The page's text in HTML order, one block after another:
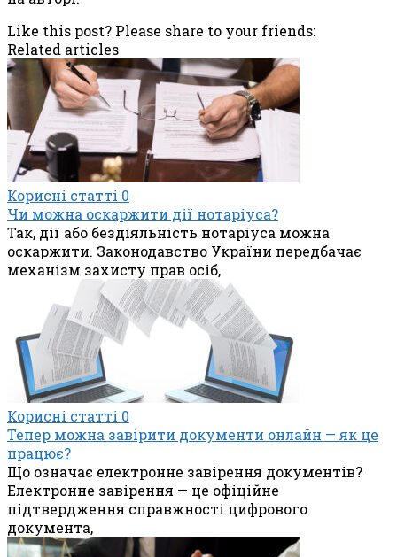
Like this post? Please share to your friends:
Related articles
Корисні статті 0
Чи можна оскаржити дії нотаріуса?
Так, дії або бездіяльність нотаріуса можна
оскаржити. Законодавство України передбачає
механізм захисту прав осіб,
Корисні статті 0
Тепер можна завірити документи онлайн — як це
працює?
Що означає електронне завірення документів?
Електронне завірення — це офіційне
підтвердження справжності цифрового
документа,